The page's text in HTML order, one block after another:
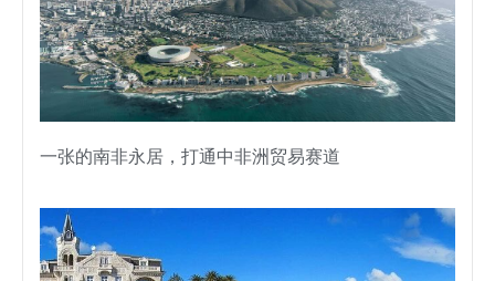
一张的南非永居，打通中非洲贸易赛道